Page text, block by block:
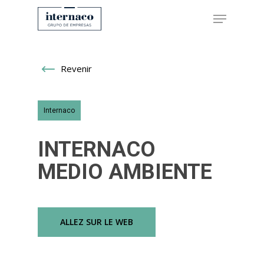
Hit enter to search or ESC to close
Revenir
Internaco
INTERNACO
MEDIO AMBIENTE
ALLEZ SUR LE WEB